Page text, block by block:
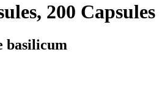
200 Capsules
basilicum